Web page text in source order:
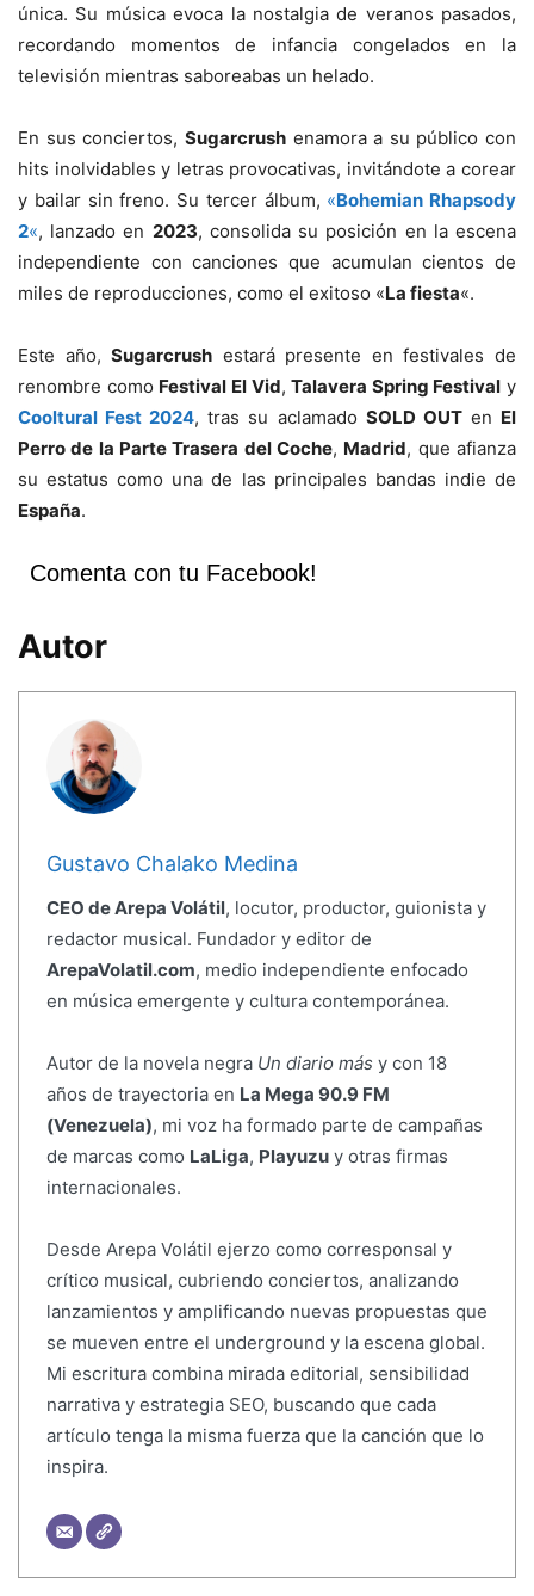
única. Su música evoca la nostalgia de veranos pasados,
recordando momentos de infancia congelados en la
televisión mientras saboreabas un helado.
En sus conciertos, Sugarcrushenamora a su público con
hits inolvidables y letras provocativas, invitándote a corear
y bailar sin freno. Su tercer álbum, «Bohemian Rhapsody
2«, lanzado en 2023, consolida su posición en la escena
independiente con canciones que acumulan cientos de
miles de reproducciones, como el exitoso «La fiesta«.
Este año,Sugarcrush estará presente en festivales de
renombre como Festival El Vid,Talavera Spring Festival y
Cooltural Fest 2024, tras su aclamado SOLD OUTen El
Perro de la Parte Trasera del Coche, Madrid, que afianza
su estatus como una de las principales bandas indie de
España.
Comenta con tu Facebook!
Autor
Gustavo Chalako Medina
CEO de Arepa Volátil, locutor, productor, guionista y
redactor musical. Fundador y editor de
ArepaVolatil.com, medio independiente enfocado
en música emergente y cultura contemporánea.
Autor de la novela negra Un diario más y con 18
años de trayectoria en La Mega 90.9 FM
(Venezuela), mi voz ha formado parte de campañas
de marcas como LaLiga, Playuzuy otras firmas
internacionales.
Desde Arepa Volátil ejerzo como corresponsal y
crítico musical, cubriendo conciertos, analizando
lanzamientos y amplificando nuevas propuestas que
se mueven entre el underground y la escena global.
Mi escritura combina mirada editorial, sensibilidad
narrativa y estrategia SEO, buscando que cada
artículo tenga la misma fuerza que la canción que lo
inspira.